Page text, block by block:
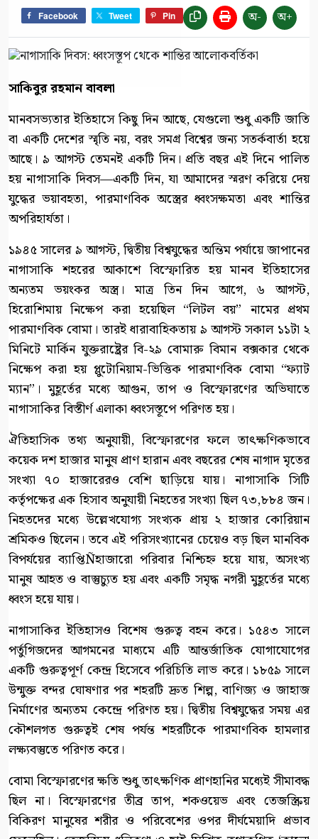
Facebook Tweet Pin অ- অ+
সাকিবুর রহমান বাবলা
মানবসভ্যতার ইতিহাসে কিছু দিন আছে, যেগুলো শুধু একটি জাতি
বা একটি দেশের স্মৃতি নয়, বরং সমগ্র বিশ্বের জন্য সতর্কবার্তা হয়ে
আছে। ৯ আগস্ট তেমনই একটি দিন। প্রতি বছর এই দিনে পালিত
হয় নাগাসাকি দিবস—একটি দিন, যা আমাদের স্মরণ করিয়ে দেয়
যুদ্ধের ভয়াবহতা, পারমাণবিক অস্ত্রের ধ্বংসক্ষমতা এবং শান্তির
অপরিহার্যতা।
১৯৪৫ সালের ৯ আগস্ট, দ্বিতীয় বিশ্বযুদ্ধের অন্তিম পর্যায়ে জাপানের
নাগাসাকি শহরের আকাশে বিস্ফোরিত হয় মানব ইতিহাসের
অন্যতম ভয়ংকর অস্ত্র। মাত্র তিন দিন আগে, ৬ আগস্ট,
হিরোশিমায় নিক্ষেপ করা হয়েছিল “লিটল বয়” নামের প্রথম
পারমাণবিক বোমা। তারই ধারাবাহিকতায় ৯ আগস্ট সকাল ১১টা ২
মিনিটে মার্কিন যুক্তরাষ্ট্রের বি-২৯ বোমারু বিমান বক্সকার থেকে
নিক্ষেপ করা হয় প্লুটোনিয়াম-ভিত্তিক পারমাণবিক বোমা “ফ্যাট
ম্যান”। মুহূর্তের মধ্যে আগুন, তাপ ও বিস্ফোরণের অভিঘাতে
নাগাসাকির বিস্তীর্ণ এলাকা ধ্বংসস্তূপে পরিণত হয়।
ঐতিহাসিক তথ্য অনুযায়ী, বিস্ফোরণের ফলে তাৎক্ষণিকভাবে
কয়েক দশ হাজার মানুষ প্রাণ হারান এবং বছরের শেষ নাগাদ মৃতের
সংখ্যা ৭০ হাজারেরও বেশি ছাড়িয়ে যায়। নাগাসাকি সিটি
কর্তৃপক্ষের এক হিসাব অনুযায়ী নিহতের সংখ্যা ছিল ৭৩,৮৮৪ জন।
নিহতদের মধ্যে উল্লেখযোগ্য সংখ্যক প্রায় ২ হাজার কোরিয়ান
শ্রমিকও ছিলেন। তবে এই পরিসংখ্যানের চেয়েও বড় ছিল মানবিক
বিপর্যয়ের ব্যাপ্তিÑহাজারো পরিবার নিশ্চিহ্ন হয়ে যায়, অসংখ্য
মানুষ আহত ও বাস্তুচ্যুত হয় এবং একটি সমৃদ্ধ নগরী মুহূর্তের মধ্যে
ধ্বংস হয়ে যায়।
নাগাসাকির ইতিহাসও বিশেষ গুরুত্ব বহন করে। ১৫৪৩ সালে
পর্তুগিজদের আগমনের মাধ্যমে এটি আন্তর্জাতিক যোগাযোগের
একটি গুরুত্বপূর্ণ কেন্দ্র হিসেবে পরিচিতি লাভ করে। ১৮৫৯ সালে
উন্মুক্ত বন্দর ঘোষণার পর শহরটি দ্রুত শিল্প, বাণিজ্য ও জাহাজ
নির্মাণের অন্যতম কেন্দ্রে পরিণত হয়। দ্বিতীয় বিশ্বযুদ্ধের সময় এর
কৌশলগত গুরুত্বই শেষ পর্যন্ত শহরটিকে পারমাণবিক হামলার
লক্ষ্যবস্তুতে পরিণত করে।
বোমা বিস্ফোরণের ক্ষতি শুধু তাৎক্ষণিক প্রাণহানির মধ্যেই সীমাবদ্ধ
ছিল না। বিস্ফোরণের তীব্র তাপ, শকওয়েভ এবং তেজস্ক্রিয়
বিকিরণ মানুষের শরীর ও পরিবেশের ওপর দীর্ঘমেয়াদি প্রভাব